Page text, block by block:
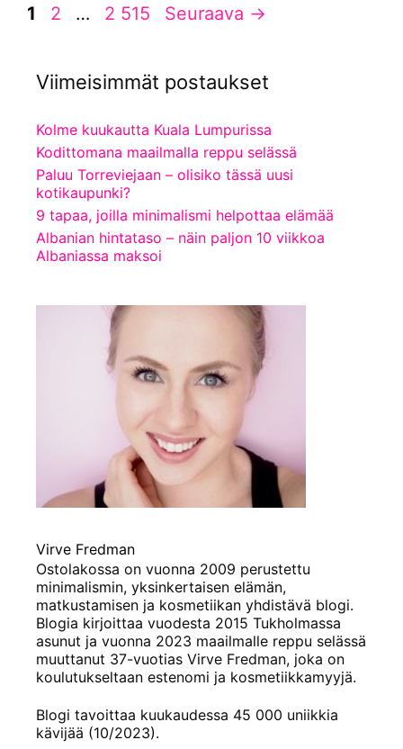
Sivu
1 Sivu
2 … Sivu
2 515 Seuraava →
Viimeisimmät postaukset
Kolme kuukautta Kuala Lumpurissa
Kodittomana maailmalla reppu selässä
Paluu Torreviejaan – olisiko tässä uusi
kotikaupunki?
9 tapaa, joilla minimalismi helpottaa elämää
Albanian hintataso – näin paljon 10 viikkoa
Albaniassa maksoi
Virve Fredman
Ostolakossa on vuonna 2009 perustettu
minimalismin, yksinkertaisen elämän,
matkustamisen ja kosmetiikan yhdistävä blogi.
Blogia kirjoittaa vuodesta 2015 Tukholmassa
asunut ja vuonna 2023 maailmalle reppu selässä
muuttanut 37-vuotias Virve Fredman, joka on
koulutukseltaan estenomi ja kosmetiikkamyyjä.
Blogi tavoittaa kuukaudessa 45 000 uniikkia
kävijää (10/2023).